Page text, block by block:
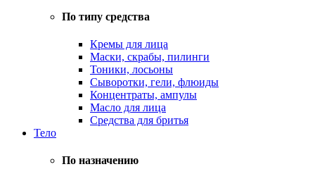
По типу средства
Кремы для лица
Маски, скрабы, пилинги
Тоники, лосьоны
Сыворотки, гели, флюиды
Концентраты, ампулы
Масло для лица
Средства для бритья
Тело
По назначению